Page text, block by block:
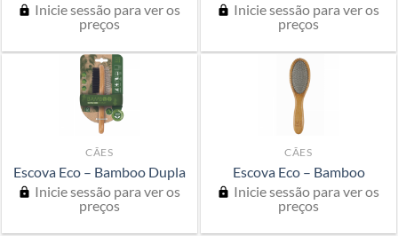
Inicie sessão para ver os
preços
Inicie sessão para ver os
preços
CÃES
Escova Eco – Bamboo Dupla
Inicie sessão para ver os
preços
CÃES
Escova Eco – Bamboo
Inicie sessão para ver os
preços